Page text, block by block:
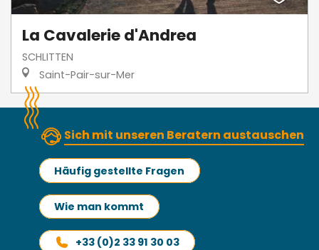
La Cavalerie d'Andrea
SCHLITTEN
Saint-Pair-sur-Mer
Sich mit unseren Beratern austauschen
Häufig gestellte Fragen
Wie man kommt
+33 (0)2 33 91 30 03